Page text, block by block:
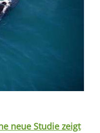
neue Studie zeigt